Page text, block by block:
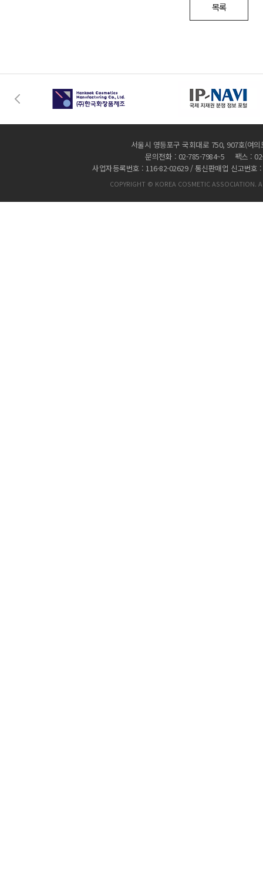
목록
서울시 영등포구 국회대로 750, 907호(여
문의전화 : 02-785-7984~5 팩스 :
사업자등록번호 : 116-82-02629 / 통신판매업 신고번호
COPYRIGHT © KOREA COSMETIC ASSOCIATION.